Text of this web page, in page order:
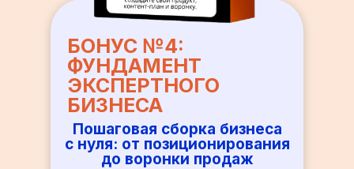
Пошаговая сборка бизнеса
с нуля: от позиционирования
до воронки продаж
БОНУС №4:
ФУНДАМЕНТ
ЭКСПЕРТНОГО
БИЗНЕСА